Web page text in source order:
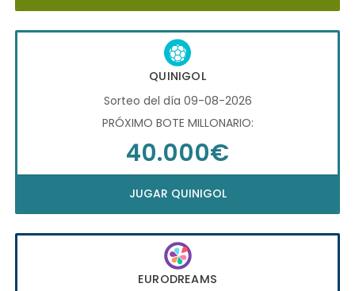
QUINIGOL
Sorteo del día 09-08-2026
PRÓXIMO BOTE MILLONARIO:
40.000€
JUGAR QUINIGOL
EURODREAMS